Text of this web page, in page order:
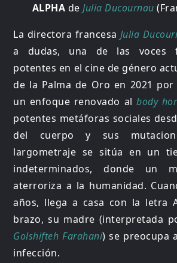
ALPHA de Julia Ducournau
La directora francesa Julia
a dudas, una de las voces
potentes en el cine de género
de la Palma de Oro en 2021
un enfoque renovado albody
potentes metáforas sociales
del cuerpo y sus
largometraje se sitúa en un
indeterminados, donde un
aterroriza a la humanidad.
años, llega a casa con la letra
brazo, su madre (interpretada
Golshifteh Farahani) se preocupa
infección.